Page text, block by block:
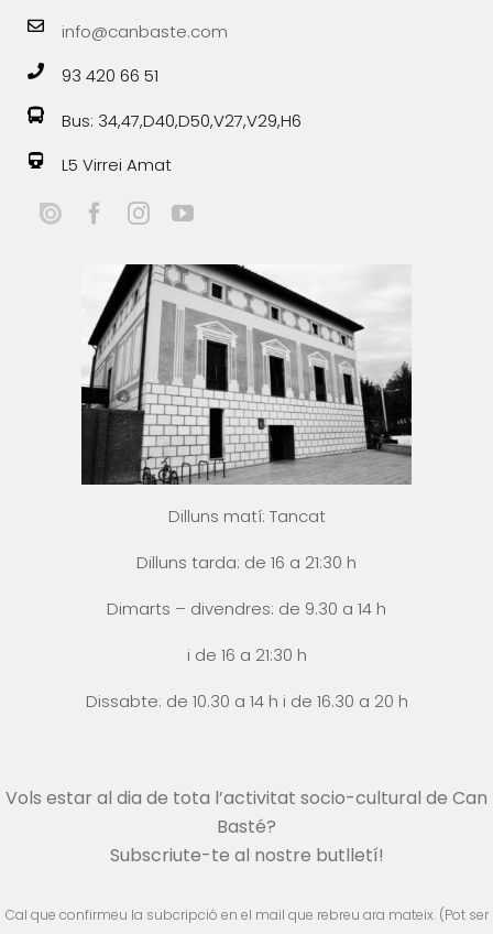
info@canbaste.com
93 420 66 51
Bus: 34,47,D40,D50,V27,V29,H6
L5 Virrei Amat
Dilluns matí: Tancat
Dilluns tarda: de 16 a 21:30 h
Dimarts – divendres: de 9.30 a 14 h
i de 16 a 21:30 h
Dissabte: de 10.30 a 14 h i de 16.30 a 20 h
Vols estar al dia de tota l’activitat socio-cultural de Can
Basté?
Subscriute-te al nostre butlletí!
Cal que confirmeu la subcripció en el mail que rebreu ara mateix. (Pot ser